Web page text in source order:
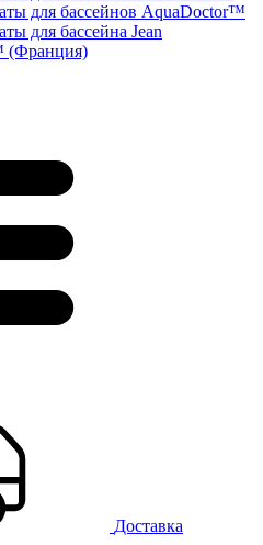
для бассейнов AquaDoctor™
для бассейна Jean
(Франция)
Доставка